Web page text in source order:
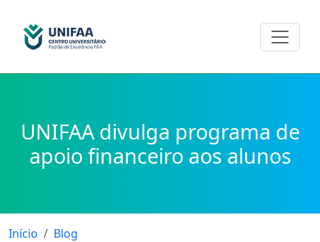
UNIFAA divulga programa de
apoio financeiro aos alunos
Início
Blog